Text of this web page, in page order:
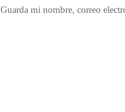
Guarda mi nombre, correo